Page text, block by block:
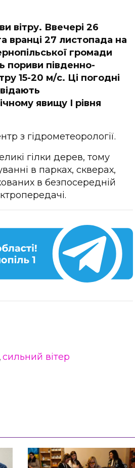
вітру. Ввечері 26
вранці 27 листопада на
громади
пориви південно-
15-20 м/с. Ці погодні
явищу І рівня
з гідрометеорології.
гілки дерев, тому
в парках, скверах,
в безпосередній
, сильний вітер